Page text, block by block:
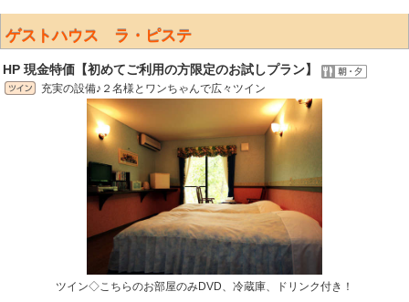
ゲストハウス ラ・ピステ
HP 現金特価【初めてご利用の方限定のお試しプラン】
充実の設備♪２名様とワンちゃんで広々ツイン
ツイン◇こちらのお部屋のみDVD、冷蔵庫、ドリンク付き！